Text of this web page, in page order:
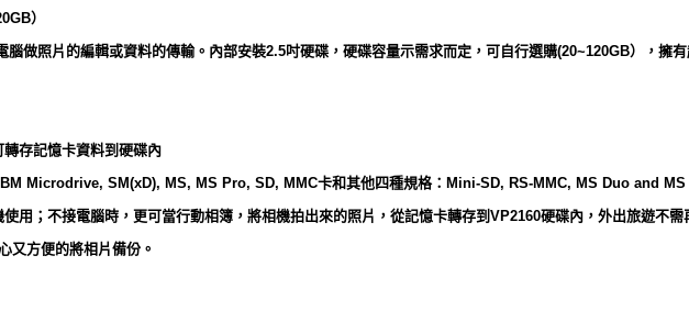
）
腦做照片的編輯或資料的傳輸。內部安裝2.5吋硬碟，硬碟容量示需求而定，可自行選購(20~120GB），擁
存記憶卡資料到硬碟內
Microdrive, SM(xD), MS, MS Pro, SD, MMC卡和其他四種規格：Mini-SD, RS-MMC, MS Duo and
用；不接電腦時，更可當行動相簿，將相機拍出來的照片，從記憶卡轉存到VP2160硬碟內，外出旅遊不需
又方便的將相片備份。